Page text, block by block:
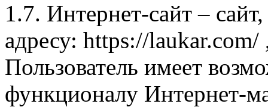
1.7. Интернет-сайт –
адресу: https://laukar.com/
Пользователь имеет
функционалу Интернет-